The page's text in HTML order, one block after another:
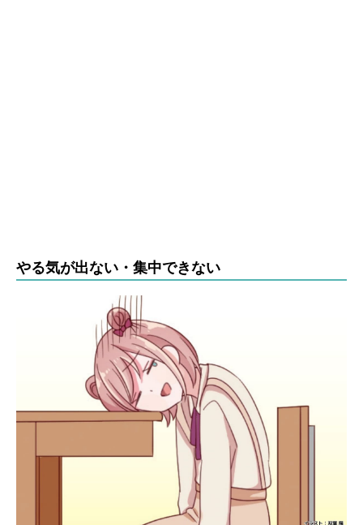
やる気が出ない・集中できない